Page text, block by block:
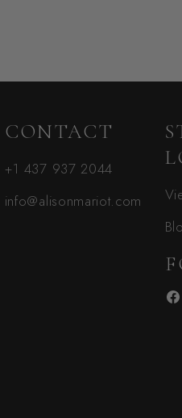
CONTACT
+1 437 937 2044
info@alisonmariot.com